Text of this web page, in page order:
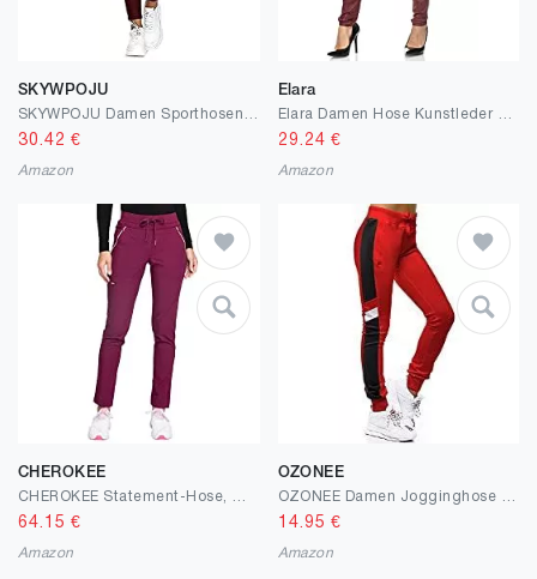
SKYWPOJU
30.42 €
Amazon
Elara
29.24 €
Amazon
CHEROKEE
64.15 €
Amazon
OZONEE
14.95 €
Amazon